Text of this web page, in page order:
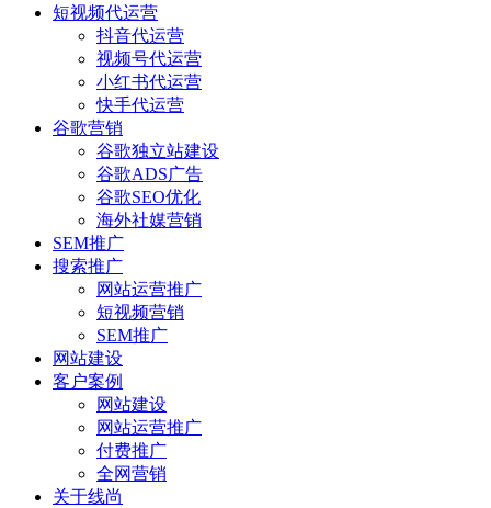
短视频代运营
抖音代运营
视频号代运营
小红书代运营
快手代运营
谷歌营销
谷歌独立站建设
谷歌ADS广告
谷歌SEO优化
海外社媒营销
SEM推广
搜索推广
网站运营推广
短视频营销
SEM推广
网站建设
客户案例
网站建设
网站运营推广
付费推广
全网营销
关于线尚